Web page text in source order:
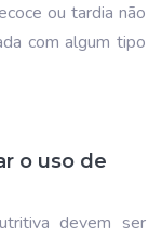
ou tardia não
com algum tipo
o uso de
devem ser